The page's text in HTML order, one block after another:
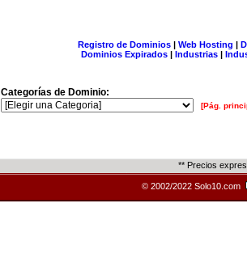
Registro de Dominios| Web Hosting |
Dominios Expirados | Industrias |
Categorías de Dominio:
[Pág.
** Precios
© 2002/2022 Solo10.com